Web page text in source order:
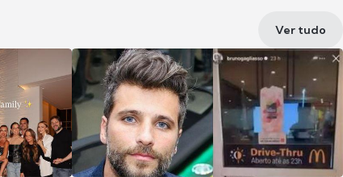
Ver tudo